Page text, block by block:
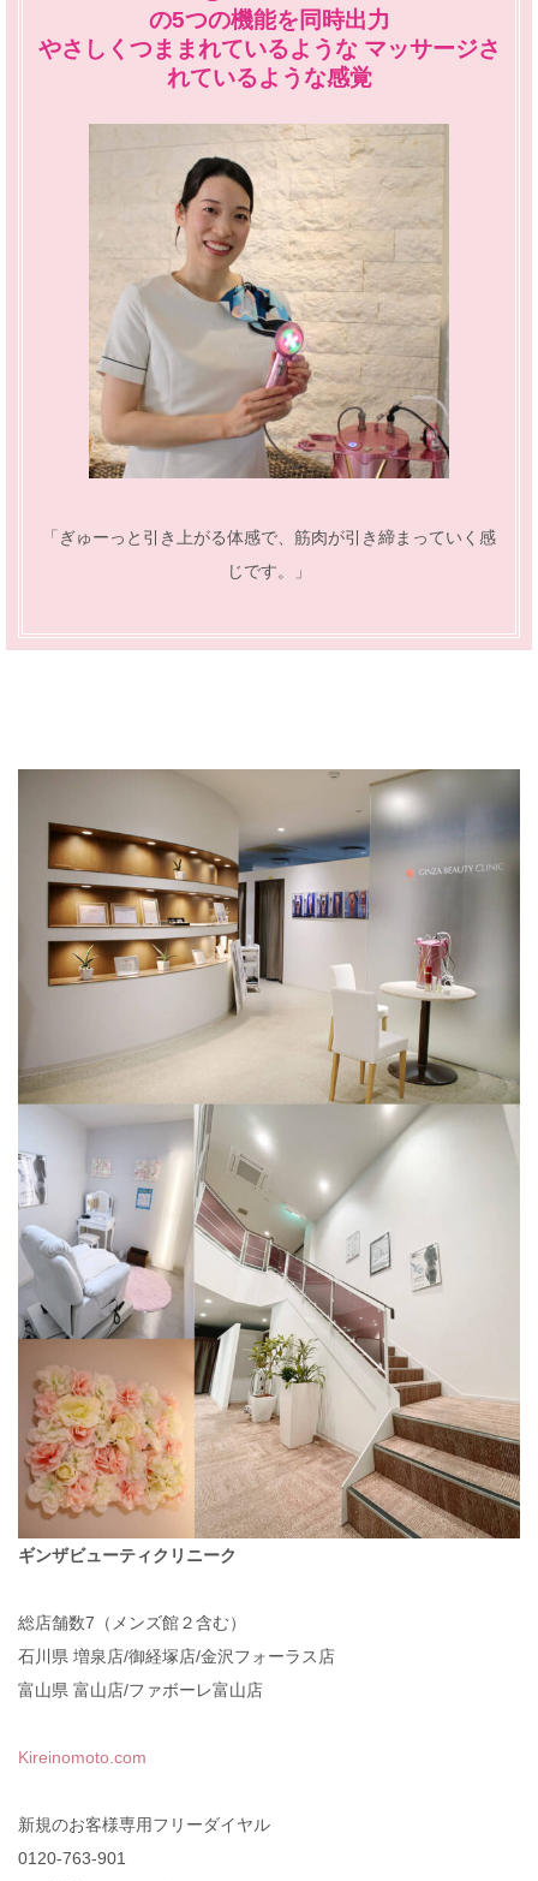
の5つの機能を同時出力
やさしくつままれているような マッサージさ
れているような感覚
「ぎゅーっと引き上がる体感で、筋肉が引き締まっていく感
じです。」
ギンザビューティクリニーク
総店舗数7（メンズ館２含む）
石川県 増泉店/御経塚店/金沢フォーラス店
富山県 富山店/ファボーレ富山店
Kireinomoto.com
新規のお客様専用フリーダイヤル
0120-763-901